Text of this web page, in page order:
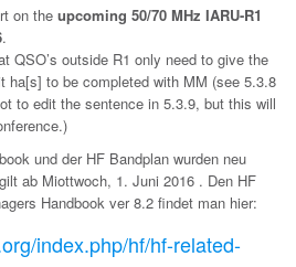
on the upcoming 50/70 MHz IARU-R1
.
QSO’s outside R1 only need to give the
ha[s] to be completed with MM (see 5.3.8
to edit the sentence in 5.3.9, but this will
und der HF Bandplan wurden neu
ab Miottwoch, 1. Juni 2016 . Den HF
Handbook ver 8.2 findet man hier:
index.php/hf/hf-related-